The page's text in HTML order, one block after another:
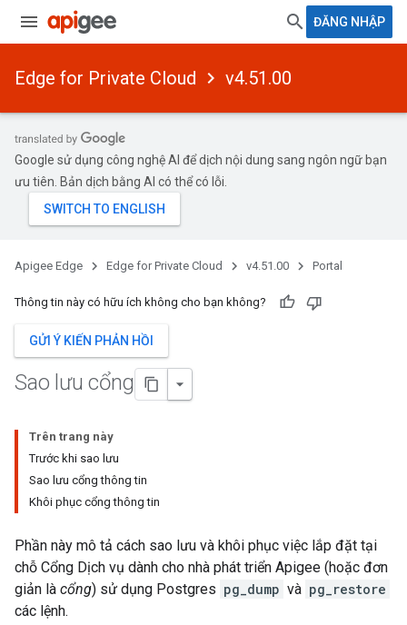
ĐĂNG NHẬP
Edge for Private Cloud v4.51.00
Google sử dụng công nghệ AI để dịch nội dung sang ngôn ngữ bạn
ưu tiên. Bản dịch bằng AI có thể có lỗi.
Apigee Edge Edge for Private Cloud v4.51.00 Portal
Thông tin này có hữu ích không cho bạn không?
GỬI Ý KIẾN PHẢN HỒI
Sao lưu cổng
Trên trang này
Trước khi sao lưu
Sao lưu cổng thông tin
Khôi phục cổng thông tin
Phần này mô tả cách sao lưu và khôi phục việc lắp đặt tại
chỗ Cổng Dịch vụ dành cho nhà phát triển Apigee (hoặc đơn
giản là cổng) sử dụng Postgres pg_dump và pg_restore
các lệnh.